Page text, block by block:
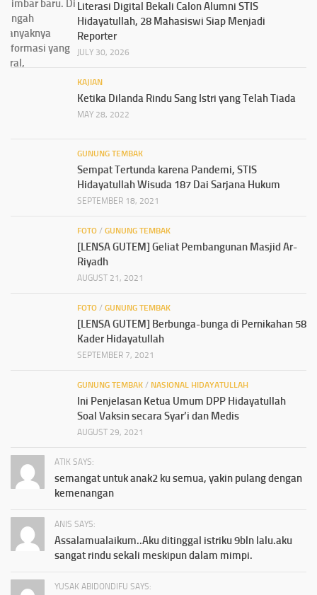
Literasi Digital Bekali Calon Alumni STIS
Hidayatullah, 28 Mahasiswi Siap Menjadi
Reporter
JULY 30, 2026
KAJIAN
Ketika Dilanda Rindu Sang Istri yang Telah Tiada
MAY 28, 2022
GUNUNG TEMBAK
Sempat Tertunda karena Pandemi, STIS
Hidayatullah Wisuda 187 Dai Sarjana Hukum
SEPTEMBER 18, 2021
FOTO / GUNUNG TEMBAK
[LENSA GUTEM] Geliat Pembangunan Masjid Ar-
Riyadh
AUGUST 21, 2021
FOTO / GUNUNG TEMBAK
[LENSA GUTEM] Berbunga-bunga di Pernikahan 58
Kader Hidayatullah
SEPTEMBER 7, 2021
GUNUNG TEMBAK / NASIONAL HIDAYATULLAH
Ini Penjelasan Ketua Umum DPP Hidayatullah
Soal Vaksin secara Syar’i dan Medis
AUGUST 29, 2021
ATIK SAYS:
semangat untuk anak2 ku semua, yakin pulang dengan
kemenangan
ANIS SAYS:
Assalamualaikum..Aku ditinggal istriku 9bln lalu.aku
sangat rindu sekali meskipun dalam mimpi.
YUSAK ABIDONDIFU SAYS: